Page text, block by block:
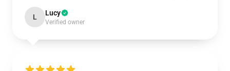
L Lucy
Verified owner